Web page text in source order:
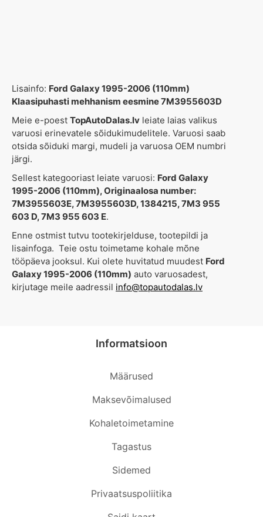
Lisainfo: Ford Galaxy 1995-2006 (110mm)
Klaasipuhasti mehhanism eesmine 7M3955603D
Meie e-poest TopAutoDalas.lv leiate laias valikus
varuosi erinevatele sõidukimudelitele. Varuosi saab
otsida sõiduki margi, mudeli ja varuosa OEM numbri
järgi.
Sellest kategooriast leiate varuosi: Ford Galaxy
1995-2006 (110mm), Originaalosa number:
7M3955603E, 7M3955603D, 1384215, 7M3 955
603 D, 7M3 955 603 E.
Enne ostmist tutvu tootekirjelduse, tootepildi ja
lisainfoga. Teie ostu toimetame kohale mõne
tööpäeva jooksul. Kui olete huvitatud muudest Ford
Galaxy 1995-2006 (110mm) auto varuosadest,
kirjutage meile aadressil info@topautodalas.lv
Informatsioon
Määrused
Maksevõimalused
Kohaletoimetamine
Tagastus
Sidemed
Privaatsuspoliitika